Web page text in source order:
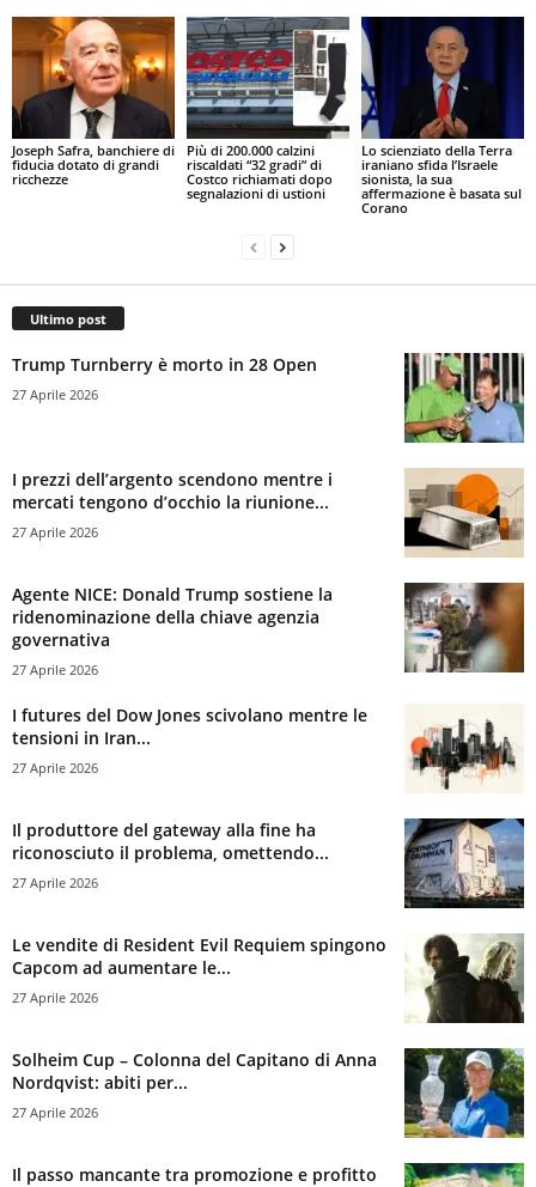
Joseph Safra, banchiere di
fiducia dotato di grandi
ricchezze
Più di 200.000 calzini
riscaldati “32 gradi” di
Costco richiamati dopo
segnalazioni di ustioni
Lo scienziato della Terra
iraniano sfida l’Israele
sionista, la sua
affermazione è basata sul
Corano
Ultimo post
Trump Turnberry è morto in 28 Open
27 Aprile 2026
I prezzi dell’argento scendono mentre i
mercati tengono d’occhio la riunione...
27 Aprile 2026
Agente NICE: Donald Trump sostiene la
ridenominazione della chiave agenzia
governativa
27 Aprile 2026
I futures del Dow Jones scivolano mentre le
tensioni in Iran...
27 Aprile 2026
Il produttore del gateway alla fine ha
riconosciuto il problema, omettendo...
27 Aprile 2026
Le vendite di Resident Evil Requiem spingono
Capcom ad aumentare le...
27 Aprile 2026
Solheim Cup – Colonna del Capitano di Anna
Nordqvist: abiti per...
27 Aprile 2026
Il passo mancante tra promozione e profitto